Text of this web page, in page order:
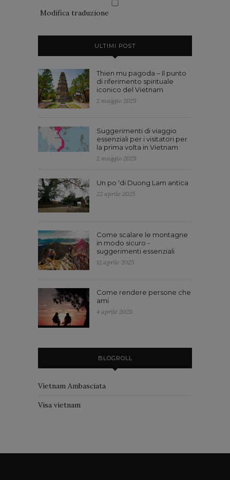
Modifica traduzione
ULTIMI POST
Thien mu pagoda – Il punto
di riferimento spirituale
iconico del Vietnam
2 maggio 2025
Suggerimenti di viaggio
essenziali per i visitatori per
la prima volta in Vietnam
2 maggio 2025
Un po 'di Duong Lam antica
22 aprile 2025
Come scalare le montagne
in modo sicuro -
suggerimenti essenziali
12 aprile 2025
Come rendere persone che
ami
4 aprile 2025
BLOGROLL
Vietnam Ambasciata
Visa vietnam